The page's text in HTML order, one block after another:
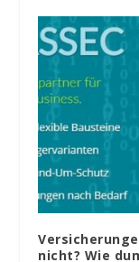
nicht? Wie